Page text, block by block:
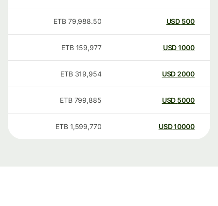
500
USD
79,988.50
ETB
1000
USD
159,977
ETB
2000
USD
319,954
ETB
5000
USD
799,885
ETB
10000
USD
1,599,770
ETB